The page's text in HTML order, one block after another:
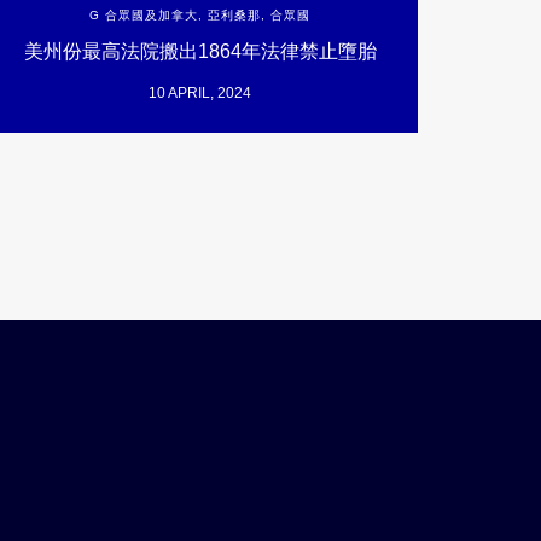
G 合眾國及加拿大 ,亞利桑那 ,合眾國
美州份最高法院搬出1864年法律禁止墮胎
10 APRIL, 2024